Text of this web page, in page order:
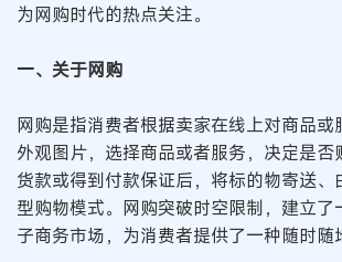
为网购时代的热点关注。
一、关于网购
网购是指消费者根据卖家在线上对商品或
外观图片，选择商品或者服务，决定是否
货款或得到付款保证后，将标的物寄送、
型购物模式。网购突破时空限制，建立了
子商务市场，为消费者提供了一种随时随